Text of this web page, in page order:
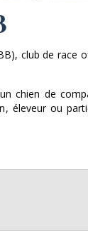
club de race
chien de
éleveur ou